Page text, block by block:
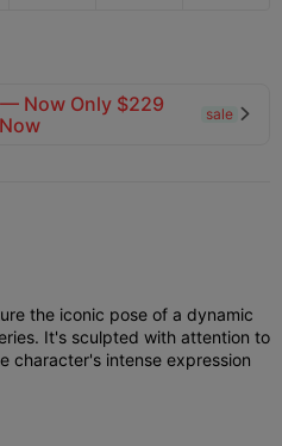
— Now Only $229
sale 
the iconic pose of a dynamic
It's sculpted with attention to
character's intense expression